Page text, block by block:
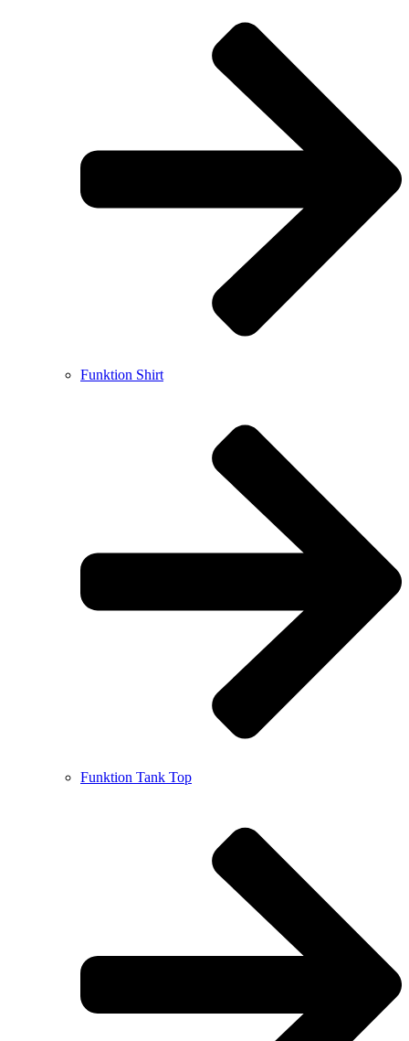
Funktion Shirt
Funktion Tank Top